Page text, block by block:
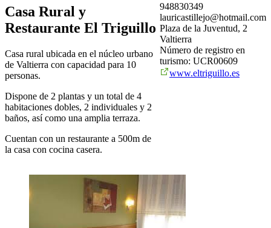
Casa Rural y
Restaurante El Triguillo
Casa rural ubicada en el núcleo urbano
de Valtierra con capacidad para 10
personas.
Dispone de 2 plantas y un total de 4
habitaciones dobles, 2 individuales y 2
baños, así como una amplia terraza.
Cuentan con un restaurante a 500m de
la casa con cocina casera.
948830349
lauricastillejo@hotmail.com
Plaza de la Juventud, 2
Valtierra
Número de registro en
turismo: UCR00609
www.eltriguillo.es